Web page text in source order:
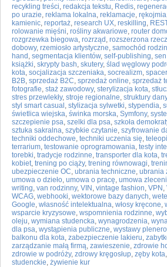
recykling treści, redakcja tekstu, Redis,
po urazie, reklama lokalna, reklamacje, rękojmia
kamienic, reportaż, research UX, reskilling,
rolowanie mięśni, rośliny akwariowe, router
rozgrzewka biegowa, rozrząd , rozszerzona
dobowy, rzemiosło artystyczne, samochód
hand , segmentacja klientów, self-publishing,
książki, skrypty bash, skutery, ślad węglowy
kota, socjalizacja szczeniaka, socrealizm,
B2B, sprzedaż B2C, sprzedaż online, sprzedaż
fotografie, staż zawodowy, sterylizacja kota,
stres przewlekły, stroje regionalne, struktury
styl smart casual , stylizacja sylwetki, stypendia,
świetlica wiejska, świnka morska, Symfony,
szczepienie psa, szelki dla psa, szkoła
sztuka sakralna, szybkie czytanie, szyfrowanie
techniki oddechowe, techniki uczenia się,
terrarium, testowanie oprogramowania, testy
torebki, tradycje rodzinne, transporter dla kota,
kobiet, trening po ciąży, trening równowagi,
ubezpieczenie OC, ubrania techniczne, ubrania
umowa o dzieło, umowa o pracę, umowa
writing, van rodzinny, VIN , vintage fashion, VPN ,
WCAG, webhooki, wektorowe bazy danych,
Google, własność intelektualna, włosy kręcone,
wsparcie kryzysowe, wspomnienia rodzinne,
oleju, wymiana studencka, wynagrodzenia,
dla psa, wystąpienia publiczne, wystawy
balkonu dla kota, zabezpieczenie lakieru,
zarządzanie małą firmą, zawieszenie, zdrowie
zdrowie w podróży, zdrowy kręgosłup, zęby kota,
studenckie, żywienie kur